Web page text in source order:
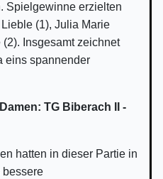
Spielgewinne erzielten
(1), Julia Marie
Insgesamt zeichnet
eins spannender
TG Biberach II -
hatten in dieser Partie in
bessere